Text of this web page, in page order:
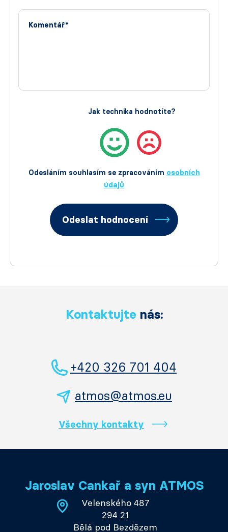
Komentář*
Odesláním souhlasím se zpracováním osobních
údajů
Jak technika hodnotíte?
Odeslat hodnocení
Kontaktujte nás:
+420 326 701 404
atmos@atmos.eu
Všechny kontakty
Jaroslav Cankař a syn ATMOS
Velenského 487
294 21
Bělá pod Bezdězem